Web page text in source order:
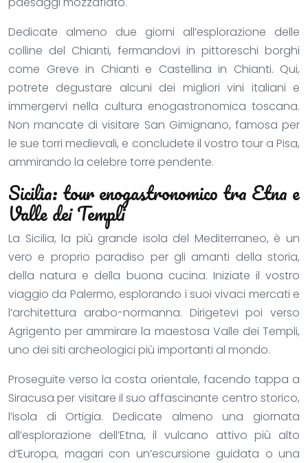
Dedicate almeno due giorni all’esplorazione delle
colline del Chianti, fermandovi in pittoreschi borghi
come Greve in Chianti e Castellina in Chianti. Qui,
potrete degustare alcuni dei migliori vini italiani e
immergervi nella cultura enogastronomica toscana.
Non mancate di visitare San Gimignano, famosa per
le sue torri medievali, e concludete il vostro tour a Pisa,
ammirando la celebre torre pendente.
Sicilia: tour enogastronomico tra Etna e
Valle dei Templi
La Sicilia, la più grande isola del Mediterraneo, è un
vero e proprio paradiso per gli amanti della storia,
della natura e della buona cucina. Iniziate il vostro
viaggio da Palermo, esplorando i suoi vivaci mercati e
l’architettura arabo-normanna. Dirigetevi poi verso
Agrigento per ammirare la maestosa Valle dei Templi,
uno dei siti archeologici più importanti al mondo.
Proseguite verso la costa orientale, facendo tappa a
Siracusa per visitare il suo affascinante centro storico,
l’isola di Ortigia. Dedicate almeno una giornata
all’esplorazione dell’Etna, il vulcano attivo più alto
d’Europa, magari con un’escursione guidata o una